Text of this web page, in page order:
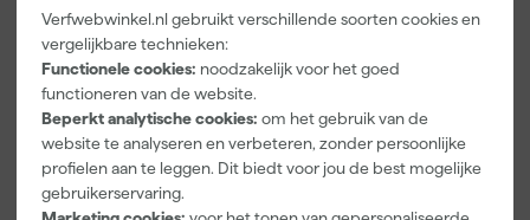
Verfwebwinkel.nl gebruikt verschillende soorten cookies en
vergelijkbare technieken:
Functionele cookies: noodzakelijk voor het goed
functioneren van de website.
Beperkt analytische cookies: om het gebruik van de
website te analyseren en verbeteren, zonder persoonlijke
profielen aan te leggen. Dit biedt voor jou de best mogelijke
gebruikerservaring.
Modelcode 4235
Bekijk alle kenmerken
Documenten